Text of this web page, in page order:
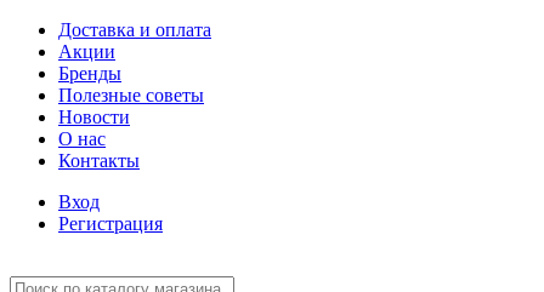
Доставка и оплата
Акции
Бренды
Полезные советы
Новости
О нас
Контакты
Вход
Регистрация